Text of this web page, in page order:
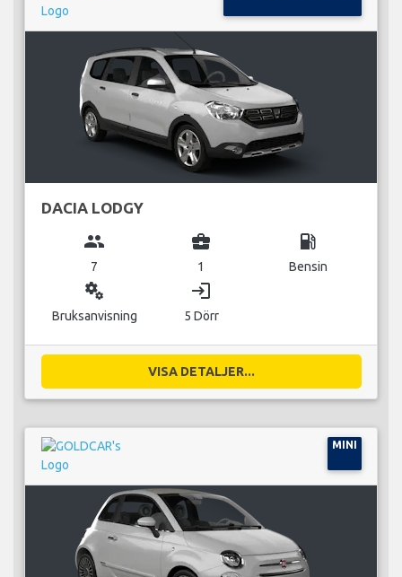
DACIA LODGY
group
7
business_center
1
local_gas_station
Bensin
miscellaneous_services
Bruksanvisning
login
5 Dörr
VISA DETALJER...
MINI